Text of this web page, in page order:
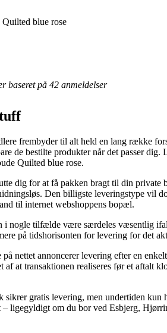
blue rose
baseret på 42 anmeldelser
frembyder til alt held en lang række
de bestilte produkter når det passer
Quilted blue rose.
dig for at få pakken bragt til din
Den billigste leveringstype vil
til internet webshoppens bopæl.
i nogle tilfælde være særdeles væsentlig
på tidshorisonten for levering for det
nettet annoncerer levering efter en
af at transaktionen realiseres før et aftalt
sikrer gratis levering, men undertiden
– ligegyldigt om du bor ved Esbjerg,